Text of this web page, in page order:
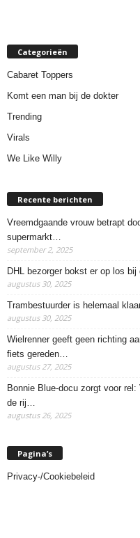
Categorieën
Cabaret Toppers
Komt een man bij de dokter
Trending
Virals
We Like Willy
Recente berichten
Vreemdgaande vrouw betrapt
supermarkt…
september 2, 2025
DHL bezorger bokst er op los bij
augustus 30, 2025
Trambestuurder is helemaal
augustus 30, 2025
Wielrenner geeft geen richting
fiets gereden…
augustus 27, 2025
Bonnie Blue-docu zorgt voor
de rij…
augustus 26, 2025
Pagina’s
Privacy-/Cookiebeleid